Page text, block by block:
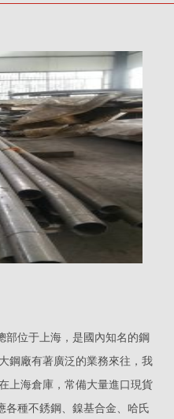
部位于上海，是國內知名的鋼
鋼廠有著廣泛的業務來往，我
上海倉庫，常備大量進口現貨
各種不銹鋼、鎳基合金、哈氏